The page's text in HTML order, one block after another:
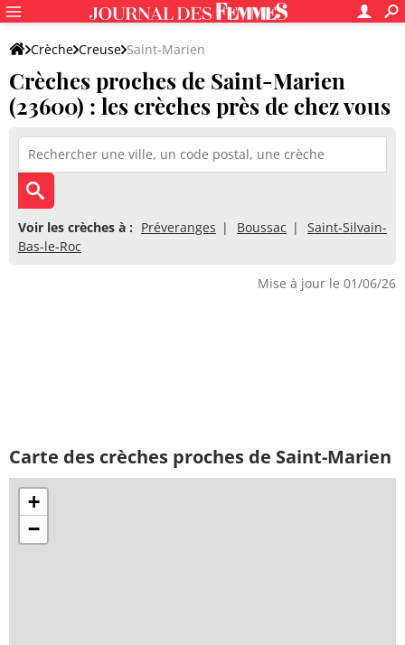
Crèche Creuse Saint-Marien
Crèches proches de Saint-Marien
(23600) : les crèches près de chez vous
Voir les crèches à : Préveranges Boussac
Saint-Silvain-
Bas-le-Roc
Mise à jour le 01/06/26
Carte des crèches proches de Saint-Marien
+
−